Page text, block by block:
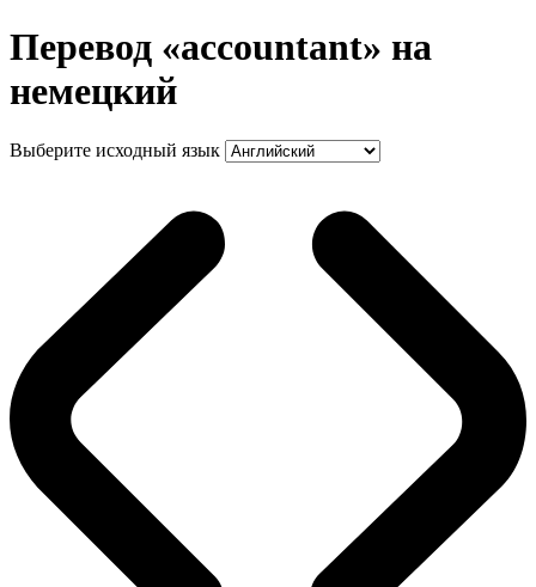
Перевод «accountant» на
немецкий
Выберите исходный язык